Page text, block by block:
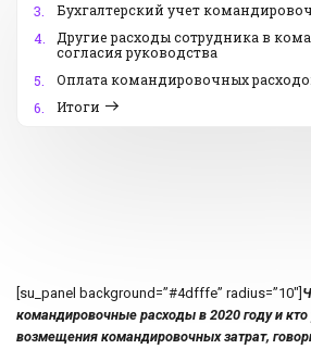
3.
Бухгалтерский учет
4.
Другие расходы сотрудника в
согласия руководства
5.
Оплата командировочных
6.
Итоги
[su_panel background=”#4dfffe” radius=”10″]
командировочные расходы в 2020 году и
возмещения командировочных затрат,